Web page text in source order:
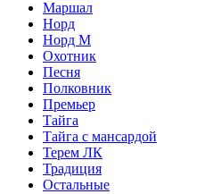
Маршал
Норд
Норд М
Охотник
Песня
Полковник
Премьер
Тайга
Тайга с мансардой
Терем ЛК
Традиция
Остальные